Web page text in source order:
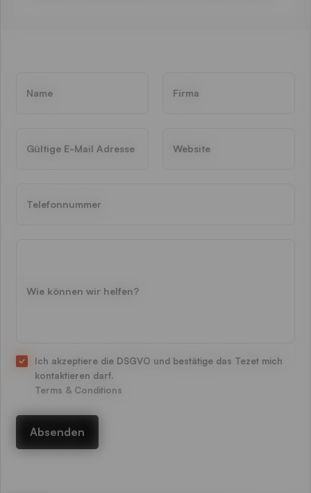
Ich akzeptiere die DSGVO und bestätige das Tezet mich
kontaktieren darf.
Terms & Conditions